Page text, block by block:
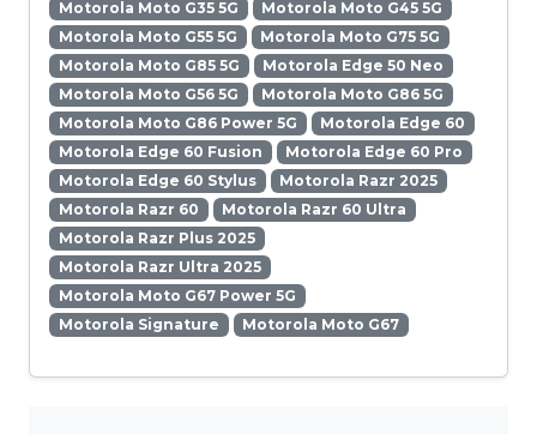
Motorola Moto G35 5G
Motorola Moto G45 5G
Motorola Moto G55 5G
Motorola Moto G75 5G
Motorola Moto G85 5G
Motorola Edge 50 Neo
Motorola Moto G56 5G
Motorola Moto G86 5G
Motorola Moto G86 Power 5G
Motorola Edge 60
Motorola Edge 60 Fusion
Motorola Edge 60 Pro
Motorola Edge 60 Stylus
Motorola Razr 2025
Motorola Razr 60
Motorola Razr 60 Ultra
Motorola Razr Plus 2025
Motorola Razr Ultra 2025
Motorola Moto G67 Power 5G
Motorola Signature
Motorola Moto G67